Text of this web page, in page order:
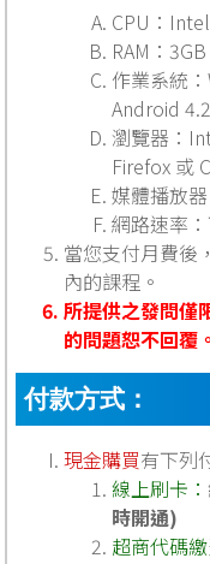
CPU：
RAM：
作業系統
Android
瀏覽器：
Firefox 或
媒體播放
網路速率
當您支付月費後
內的課程。
所提供之發問僅
的問題恕不回覆。
付款方式：
現金購買有下列
線上刷卡：
時開通)
超商代碼